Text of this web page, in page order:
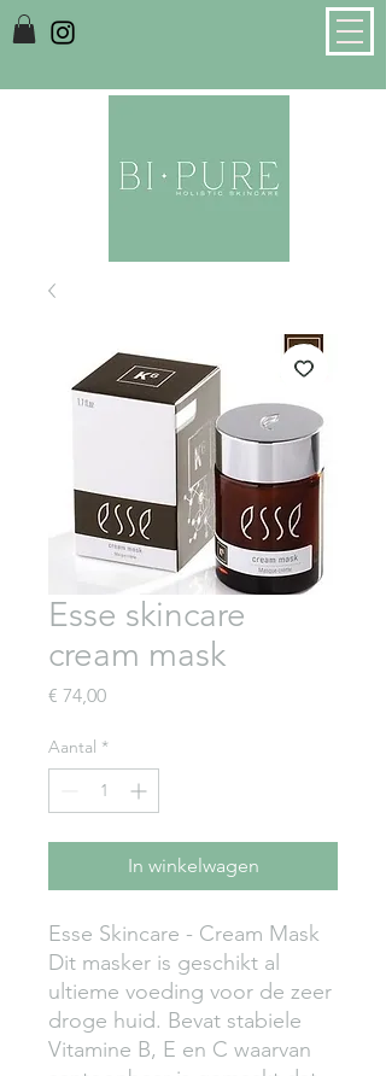
Esse skincare
cream mask
€ 74,00Prijs
Aantal *
In winkelwagen
Esse Skincare - Cream Mask
Dit masker is geschikt al
ultieme voeding voor de zeer
droge huid. Bevat stabiele
Vitamine B, E en C waarvan